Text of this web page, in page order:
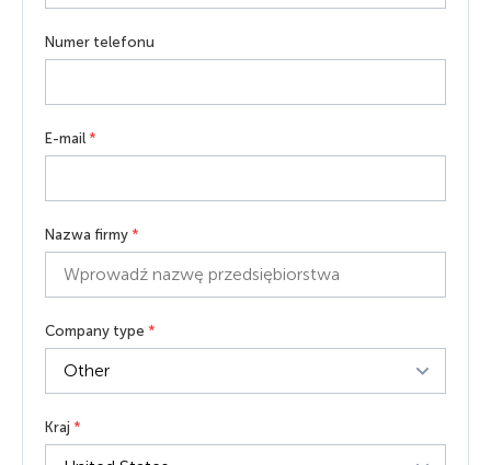
Numer telefonu
E-mail *
Nazwa firmy *
Company type *
Kraj *